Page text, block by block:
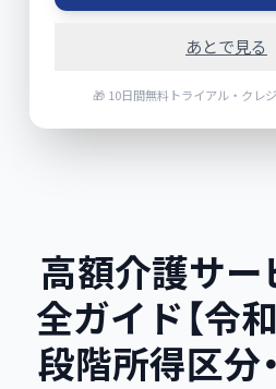
高額介護サー
全ガイド【令
段階所得区分
あとで見る
🎁 10日間無料トライアル・クレ